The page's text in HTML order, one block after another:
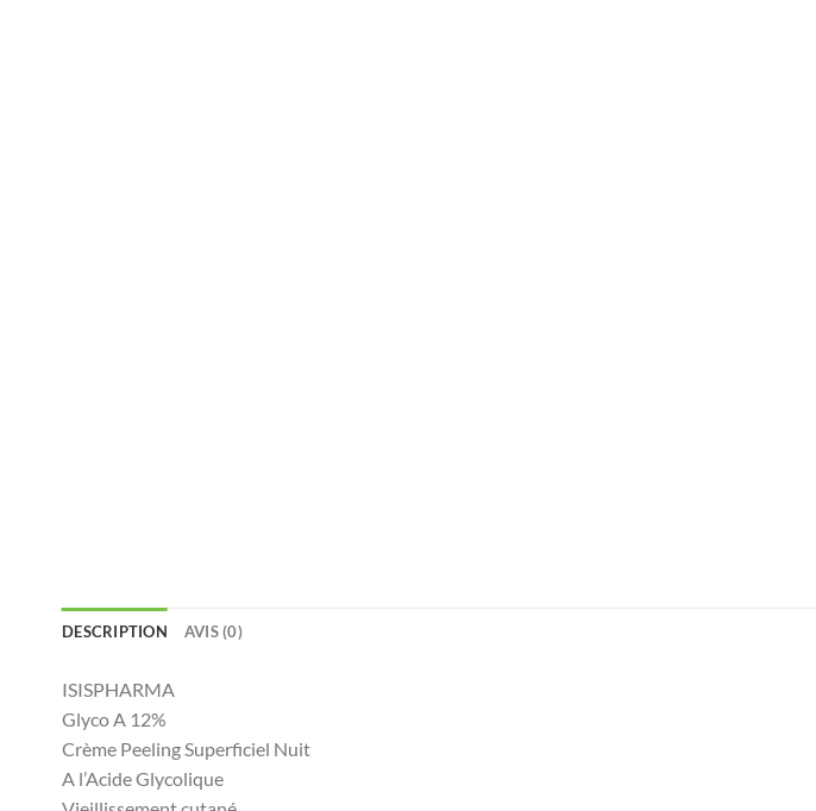
DESCRIPTION AVIS (0)
ISISPHARMA
Glyco A 12%
Crème Peeling Superficiel Nuit
A l’Acide Glycolique